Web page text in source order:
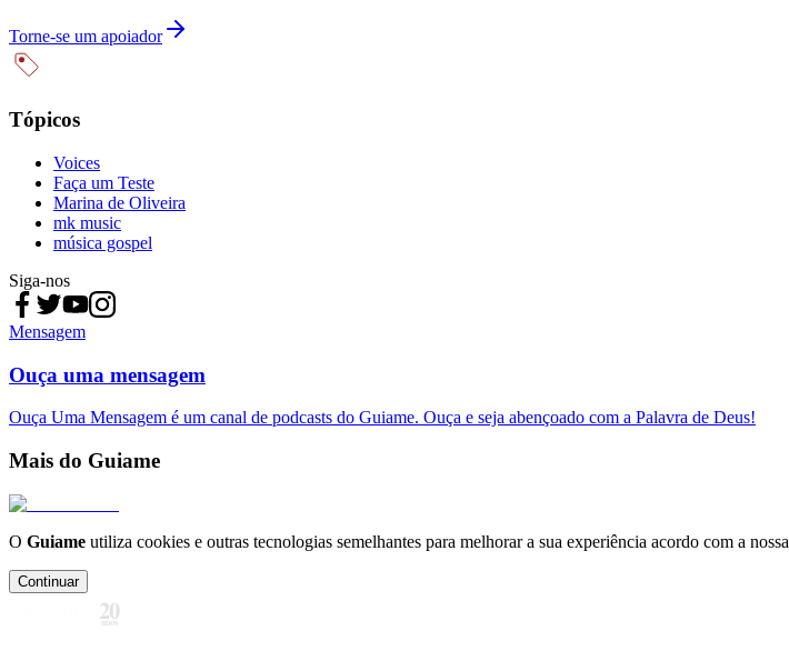
Torne-se um apoiador
Tópicos
Voices
Faça um Teste
Marina de Oliveira
mk music
música gospel
Siga-nos
Mensagem
Ouça uma mensagem
Ouça Uma Mensagem é um canal de podcasts do Guiame. Ouça e seja abençoado com a Palavra de Deus!
Mais do Guiame
O Guiame utiliza cookies e outras tecnologias semelhantes para melhorar a sua experiência acordo com a nossa
Continuar